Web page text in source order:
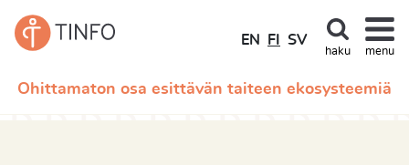
Ohittamaton osa esittävän taiteen ekosysteemiä
EN FI SV
haku menu